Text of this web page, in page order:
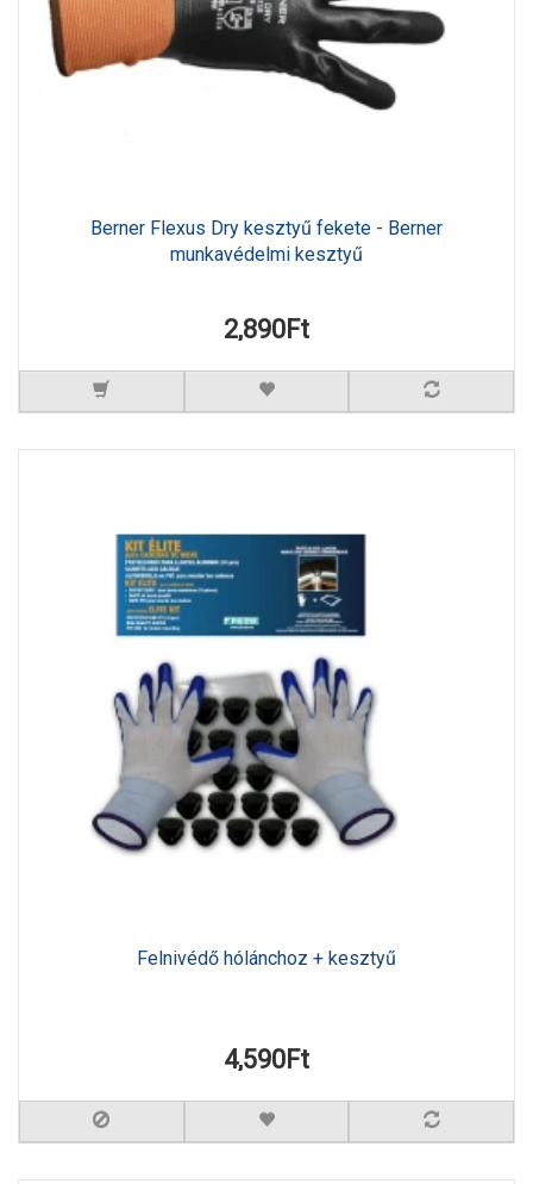
Berner Flexus Dry kesztyű fekete - Berner
munkavédelmi kesztyű
2,890Ft
Felnivédő hólánchoz + kesztyű
4,590Ft